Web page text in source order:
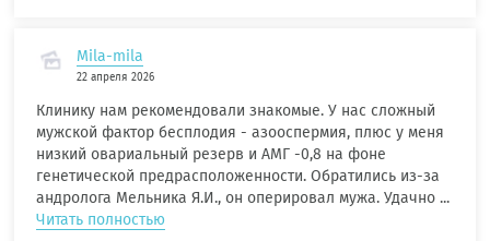
Mila-mila
22 апреля 2026
Клинику нам рекомендовали знакомые. У нас сложный
мужской фактор бесплодия - азооспермия, плюс у меня
низкий овариальный резерв и АМГ -0,8 на фоне
генетической предрасположенности. Обратились из-за
андролога Мельника Я.И., он оперировал мужа. Удачно ...
Читать полностью